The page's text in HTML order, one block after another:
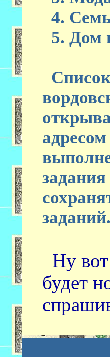
4.
5. Дом
заданий.
Ну вот
будет